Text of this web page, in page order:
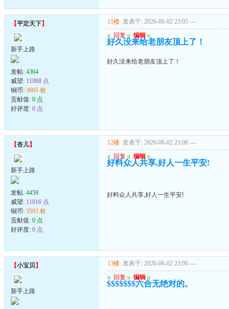
【平定天下】
新手上路
发帖: 4364
威望: 11988 点
铜币: 3605 枚
贡献值: 0 点
好评度: 0 点
11楼 发表于: 2026-06-02 23:05 ---
u 回复 u 编辑 u
好久没来给老朋友顶上了！
好久没来给老朋友顶上了！
【杏儿】
新手上路
发帖: 4459
威望: 11816 点
铜币: 3503 枚
贡献值: 0 点
好评度: 0 点
12楼 发表于: 2026-06-02 23:06 ---
u 回复 u 编辑 u
好料众人共享,好人一生平安!
好料众人共享,好人一生平安!
【小宝贝】
新手上路
13楼 发表于: 2026-06-02 23:06 ---
u 回复 u 编辑 u
$$$$$$$六合无绝对的。